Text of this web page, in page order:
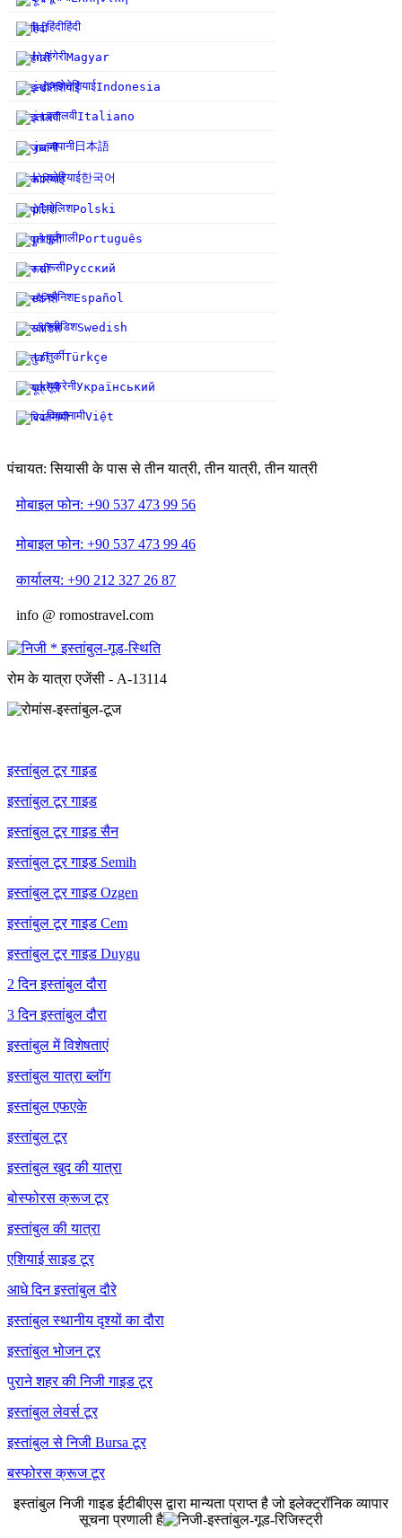
hiहिंदीहिंदी
huहंगेरीMagyar
idइन्डोनेशियाईIndonesia
itइतालवीItaliano
jaजापानी 日本語
koकोरियाई한국어
plपोलिशPolski
ptपुर्तगालीPortuguês
ruरूसीРусский
esस्पैनिशEspañol
svस्वीडिशSwedish
trतुर्कीTürkçe
ukयूक्रेनीУкраїнський
viवियतनामीViệt
पंचायत: सियासी के पास से तीन यात्री, तीन यात्री, तीन यात्री
मोबाइल फोन: +90 537 473 99 56
मोबाइल फोन: +90 537 473 99 46
कार्यालय: +90 212 327 26 87
info @ romostravel.com
रोम के यात्रा एजेंसी - A-13114
इस्तांबुल टूर गाइड
इस्तांबुल टूर गाइड
इस्तांबुल टूर गाइड सैन
इस्तांबुल टूर गाइड Semih
इस्तांबुल टूर गाइड Ozgen
इस्तांबुल टूर गाइड Cem
इस्तांबुल टूर गाइड Duygu
2 दिन इस्तांबुल दौरा
3 दिन इस्तांबुल दौरा
इस्तांबुल में विशेषताएं
इस्तांबुल यात्रा ब्लॉग
इस्तांबुल एफएके
इस्तांबुल टूर
इस्तांबुल खुद की यात्रा
बोस्फोरस क्रूज टूर
इस्तांबुल की यात्रा
एशियाई साइड टूर
आधे दिन इस्तांबुल दौरे
इस्तांबुल स्थानीय दृश्यों का दौरा
इस्तांबुल भोजन टूर
पुराने शहर की निजी गाइड टूर
इस्तांबुल लेवर्स टूर
इस्तांबुल से निजी Bursa टूर
बस्फोरस क्रूज टूर
इस्तांबुल निजी गाइड ईटीबीएस द्वारा मान्यता प्राप्त है जो इलेक्ट्रॉनिक व्यापार
सूचना प्रणाली है